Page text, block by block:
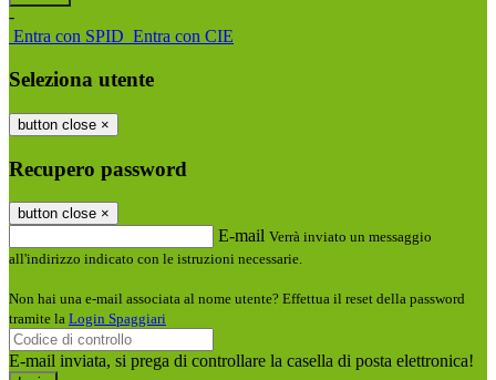
-
Entra con SPID Entra con CIE
Seleziona utente
button close ×
Recupero password
button close ×
E-mail Verrà inviato un messaggio
all'indirizzo indicato con le istruzioni necessarie.
Non hai una e-mail associata al nome utente? Effettua il reset della password
tramite la Login Spaggiari
E-mail inviata, si prega di controllare la casella di posta elettronica!